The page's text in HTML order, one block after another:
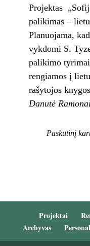
Projektas
palikimas –
Planuojama,
vykdomi S.
palikimo
rengiamos į
rašytojos
Danutė
Paskutinį
Projektai
Archyvas